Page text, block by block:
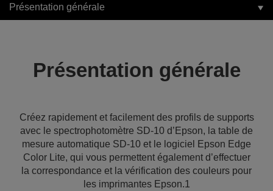
Présentation générale
Présentation générale
Créez rapidement et facilement des profils de supports
avec le spectrophotomètre SD-10 d’Epson, la table de
mesure automatique SD-10 et le logiciel Epson Edge
Color Lite, qui vous permettent également d’effectuer
la correspondance et la vérification des couleurs pour
les imprimantes Epson.1